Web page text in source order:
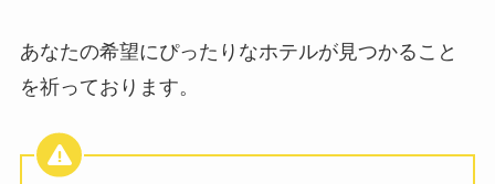
あなたの希望にぴったりなホテルが見つかること
を祈っております。